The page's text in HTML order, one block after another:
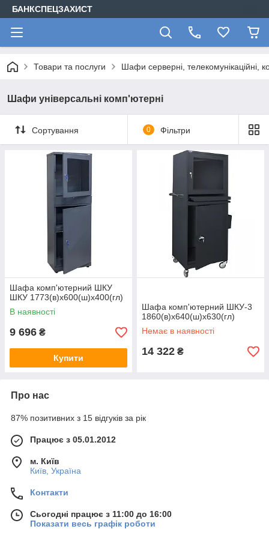
БАНКСПЕЦЗАХИСТ
Товари та послуги Шафи серверні, телекомунікаційні,
Шафи універсальні комп'ютерні
Сортування 0 Фільтри
Шафа комп'ютерний ШКУ
ШКУ 1773(в)х600(ш)х400(гл)
В наявності
9 696 ₴
Купити
Шафа комп'ютерний ШКУ-3
1860(в)х640(ш)х630(гл)
Немає в наявності
14 322 ₴
Про нас
87% позитивних з 15 відгуків за рік
Працює з 05.01.2012
м. Київ
Київ, Україна
Контакти
Сьогодні працює з 11:00 до 16:00
Показати весь графік роботи